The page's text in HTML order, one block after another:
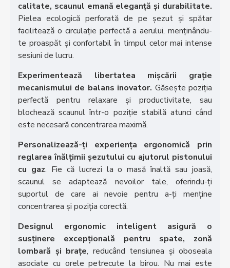
calitate, scaunul emană eleganță și durabilitate.
Pielea ecologică perforată de pe șezut și spătar
facilitează o circulație perfectă a aerului, menținându-
te proaspăt și confortabil în timpul celor mai intense
sesiuni de lucru.
Experimentează libertatea mișcării grație
mecanismului de balans inovator. Găsește poziția
perfectă pentru relaxare și productivitate, sau
blochează scaunul într-o poziție stabilă atunci când
este necesară concentrarea maximă.
Personalizează-ți experiența ergonomică prin
reglarea înălțimii șezutului cu ajutorul pistonului
cu gaz. Fie că lucrezi la o masă înaltă sau joasă,
scaunul se adaptează nevoilor tale, oferindu-ți
suportul de care ai nevoie pentru a-ți menține
concentrarea și poziția corectă.
Designul ergonomic inteligent asigură o
susținere excepțională pentru spate, zonă
lombară și brațe, reducând tensiunea și oboseala
asociate cu orele petrecute la birou. Nu mai este